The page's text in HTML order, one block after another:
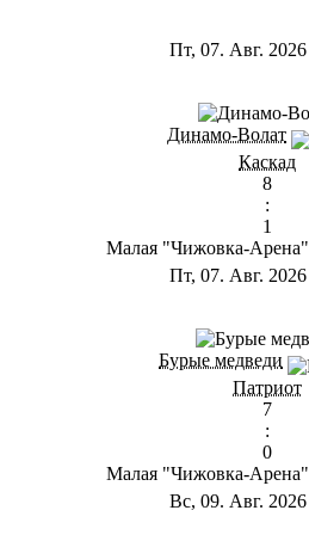
Пт, 07. Авг. 2026
Динамо-Волат
Каскад
8
:
1
Малая "Чижовка-Арена"
Пт, 07. Авг. 2026
Бурые медведи
Патриот
7
:
0
Малая "Чижовка-Арена"
Вс, 09. Авг. 2026